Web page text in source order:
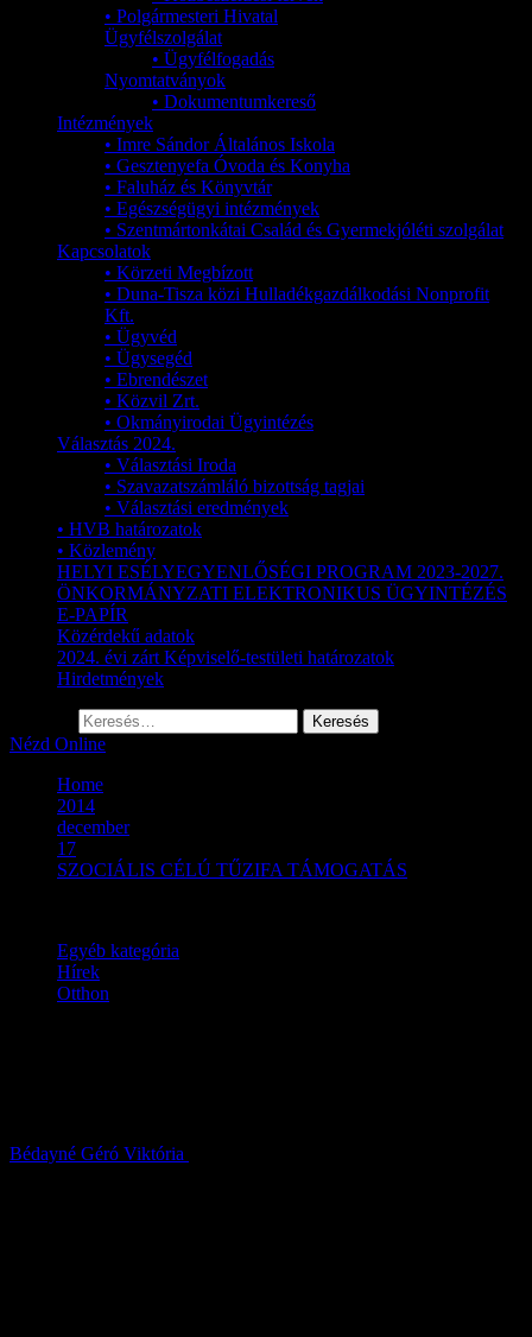
• Polgármesteri Hivatal
Ügyfélszolgálat
• Ügyfélfogadás
Nyomtatványok
• Dokumentumkereső
Intézmények
• Imre Sándor Általános Iskola
• Gesztenyefa Óvoda és Konyha
• Faluház és Könyvtár
• Egészségügyi intézmények
• Szentmártonkátai Család és Gyermekjóléti szolgálat
Kapcsolatok
• Körzeti Megbízott
• Duna-Tisza közi Hulladékgazdálkodási Nonprofit
Kft.
• Ügyvéd
• Ügysegéd
• Ebrendészet
• Közvil Zrt.
• Okmányirodai Ügyintézés
Választás 2024.
• Választási Iroda
• Szavazatszámláló bizottság tagjai
• Választási eredmények
• HVB határozatok
• Közlemény
HELYI ESÉLYEGYENLŐSÉGI PROGRAM 2023-2027.
ÖNKORMÁNYZATI ELEKTRONIKUS ÜGYINTÉZÉS
E-PAPÍR
Közérdekű adatok
2024. évi zárt Képviselő-testületi határozatok
Hirdetmények
Nézd Online
Home
2014
december
17
SZOCIÁLIS CÉLÚ TŰZIFA TÁMOGATÁS
Egyéb kategória
Hírek
Otthon
Bédayné Géró Viktória